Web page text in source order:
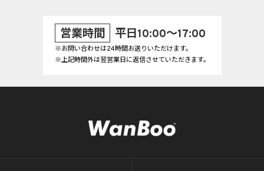
営業時間 平日10:00～17:00
※お問い合わせは24時間お送りいただけます。
※上記時間外は翌営業日に返信させていただきます。